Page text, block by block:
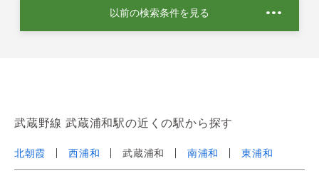
以前の検索条件を見る
武蔵野線 武蔵浦和駅の近くの駅から探す
北朝霞 西浦和 武蔵浦和 南浦和 東浦和